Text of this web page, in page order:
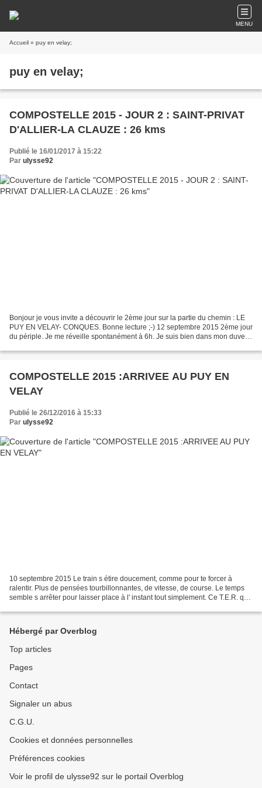
MENU
Accueil » puy en velay;
puy en velay;
COMPOSTELLE 2015 - JOUR 2 : SAINT-PRIVAT
D'ALLIER-LA CLAUZE : 26 kms
Publié le 16/01/2017 à 15:22
Par ulysse92
Bonjour je vous invite a découvrir le 2ème jour sur la partie du chemin : LE
PUY EN VELAY- CONQUES. Bonne lecture ;-) 12 septembre 2015 2ème jour
du périple. Je me réveille spontanément à 6h. Je suis bien dans mon duvet
COMPOSTELLE 2015 :ARRIVEE AU PUY EN
VELAY
Publié le 26/12/2016 à 15:33
Par ulysse92
10 septembre 2015 Le train s étire doucement, comme pour te forcer à
ralentir. Plus de pensées tourbillonnantes, de vitesse, de course. Le temps
semble s arrêter pour laisser place à l' instant tout simplement. Ce T.E.R. qui
Hébergé par Overblog
Top articles
Pages
Contact
Signaler un abus
C.G.U.
Cookies et données personnelles
Préférences cookies
Voir le profil de ulysse92 sur le portail Overblog